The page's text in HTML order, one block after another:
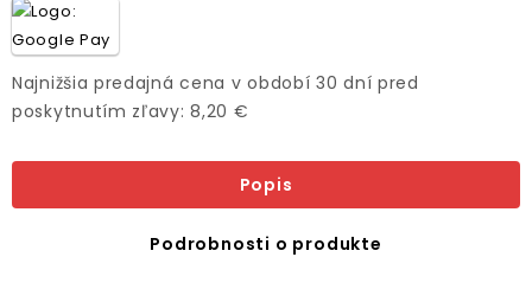
Najnižšia predajná cena v období 30 dní pred
poskytnutím zľavy: 8,20 €
Popis
Podrobnosti o produkte